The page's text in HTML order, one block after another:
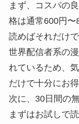
まず、コスパの
格は通常600円〜
読めばそれだけ
世界配信者系の
れているため、
だけで十分にお得
次に、30日間の
まずはお試しで